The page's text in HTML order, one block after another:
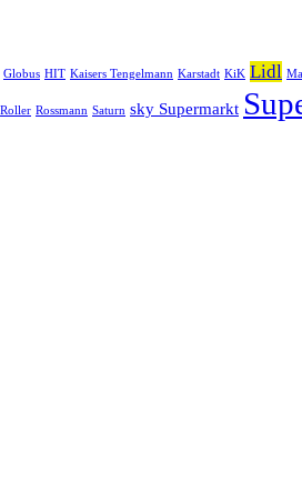
Globus HIT Kaisers Tengelmann Karstadt KiK Lidl
Roller Rossmann Saturn sky Supermarkt